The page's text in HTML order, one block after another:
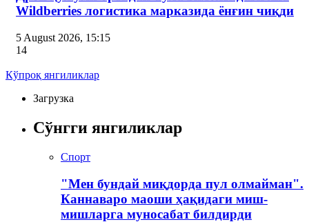
Wildberries логистика марказида ёнғин чиқди
5 August 2026, 15:15
14
Кўпроқ янгиликлар
Загрузка
Сўнгги янгиликлар
Спорт
"Мен бундай миқдорда пул олмайман".
Каннаваро маоши ҳақидаги миш-
мишларга муносабат билдирди